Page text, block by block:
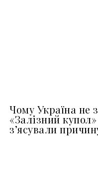
Чому Україна не
«Залізний
з’ясували